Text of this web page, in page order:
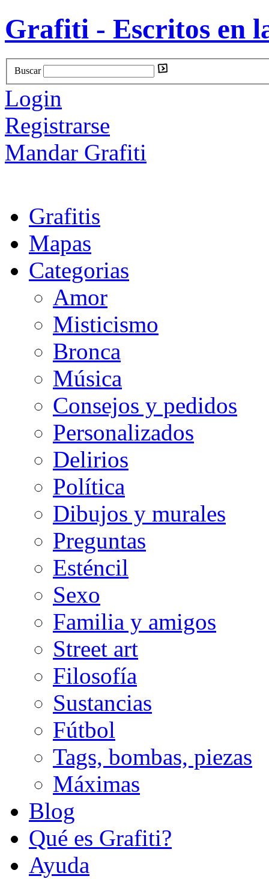
Grafiti - Escritos en
Buscar
Login
Registrarse
Mandar Grafiti
Grafitis
Mapas
Categorias
Amor
Misticismo
Bronca
Música
Consejos y pedidos
Personalizados
Delirios
Política
Dibujos y murales
Preguntas
Esténcil
Sexo
Familia y amigos
Street art
Filosofía
Sustancias
Fútbol
Tags, bombas, piezas
Máximas
Blog
Qué es Grafiti?
Ayuda